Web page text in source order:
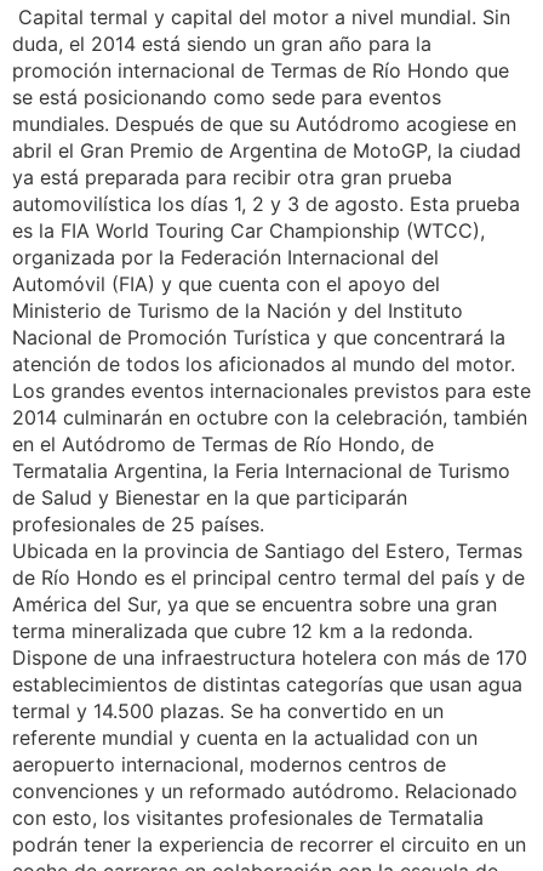
Capital termal y capital del motor a nivel mundial. Sin
duda, el 2014 está siendo un gran año para la
promoción internacional de Termas de Río Hondo que
se está posicionando como sede para eventos
mundiales. Después de que su Autódromo acogiese en
abril el Gran Premio de Argentina de MotoGP, la ciudad
ya está preparada para recibir otra gran prueba
automovilística los días 1, 2 y 3 de agosto. Esta prueba
es la FIA World Touring Car Championship (WTCC),
organizada por la Federación Internacional del
Automóvil (FIA) y que cuenta con el apoyo del
Ministerio de Turismo de la Nación y del Instituto
Nacional de Promoción Turística y que concentrará la
atención de todos los aficionados al mundo del motor.
Los grandes eventos internacionales previstos para este
2014 culminarán en octubre con la celebración, también
en el Autódromo de Termas de Río Hondo, de
Termatalia Argentina, la Feria Internacional de Turismo
de Salud y Bienestar en la que participarán
profesionales de 25 países.
Ubicada en la provincia de Santiago del Estero, Termas
de Río Hondo es el principal centro termal del país y de
América del Sur, ya que se encuentra sobre una gran
terma mineralizada que cubre 12 km a la redonda.
Dispone de una infraestructura hotelera con más de 170
establecimientos de distintas categorías que usan agua
termal y 14.500 plazas. Se ha convertido en un
referente mundial y cuenta en la actualidad con un
aeropuerto internacional, modernos centros de
convenciones y un reformado autódromo. Relacionado
con esto, los visitantes profesionales de Termatalia
podrán tener la experiencia de recorrer el circuito en un